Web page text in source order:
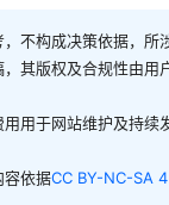
不构成决策依据，所
其版权及合规性由
用于网站维护及持
容依据CC BY-NC-SA